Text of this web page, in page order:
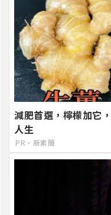
減肥首選，檸檬加它
人生
PR・新素簡